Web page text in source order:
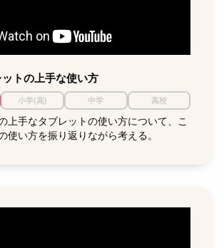
トの上手な使い方
小学(高) 中学 高校
上手なタブレットの使い方について、こ
使い方を振り返りながら考える。